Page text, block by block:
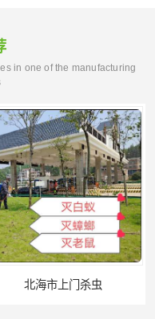
in one of the manufacturing
北海市上门杀虫